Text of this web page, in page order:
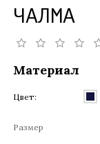
ЧАЛМА
Материал
Цвет:
Размер